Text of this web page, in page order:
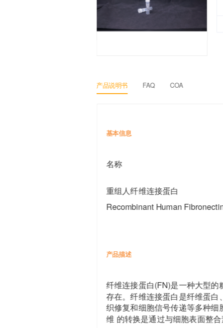
产品说明书 FAQ COA
基本信息
名
重组人纤维连接蛋白
Recombinant Human
产品描述
纤维连接蛋白(FN)是一种大型
存在。纤维连接蛋白是纤维蛋
织修复和细胞信号传递等多种
维 的转换是通过与细胞表面整